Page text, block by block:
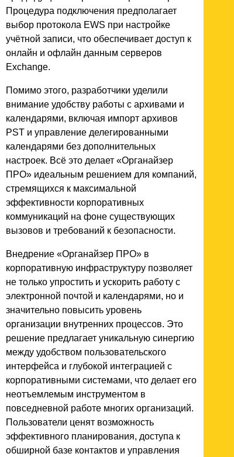
Процедура подключения предполагает
выбор протокола EWS при настройке
учётной записи, что обеспечивает доступ к
онлайн и офлайн данным серверов
Exchange.
Помимо этого, разработчики уделили
внимание удобству работы с архивами и
календарями, включая импорт архивов
PST и управление делегированными
календарями без дополнительных
настроек. Всё это делает «Органайзер
ПРО» идеальным решением для компаний,
стремящихся к максимальной
эффективности корпоративных
коммуникаций на фоне существующих
вызовов и требований к безопасности.
Внедрение «Органайзер ПРО» в
корпоративную инфраструктуру позволяет
не только упростить и ускорить работу с
электронной почтой и календарями, но и
значительно повысить уровень
организации внутренних процессов. Это
решение предлагает уникальную синергию
между удобством пользовательского
интерфейса и глубокой интеграцией с
корпоративными системами, что делает его
неотъемлемым инструментом в
повседневной работе многих организаций.
Пользователи ценят возможность
эффективного планирования, доступа к
обширной базе контактов и управления